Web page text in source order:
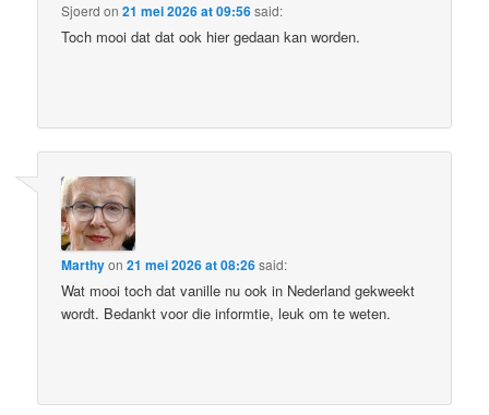
Sjoerd on21 mei 2026 at 09:56said:
Toch mooi dat dat ook hier gedaan kan worden.
Marthyon21 mei 2026 at 08:26said:
Wat mooi toch dat vanille nu ook in Nederland gekweekt
wordt. Bedankt voor die informtie, leuk om te weten.